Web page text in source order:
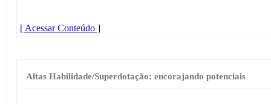
[ Acessar Conteúdo ]
Altas Habilidade/Superdotação: encorajando potenciais